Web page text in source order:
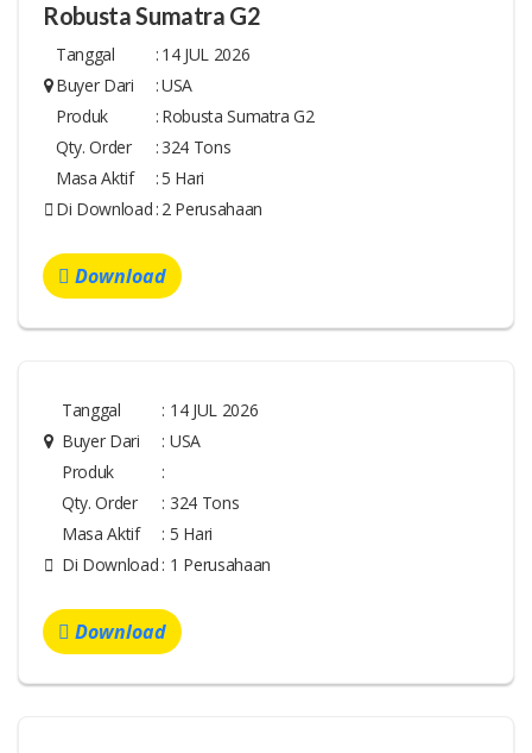
Robusta Sumatra G2
Tanggal : 14 JUL 2026
Buyer Dari
:USA
Produk
: Robusta Sumatra G2
Qty. Order
: 324 Tons
Masa Aktif
:5 Hari
Di Download : 2 Perusahaan
Download
Tanggal : 14 JUL 2026
Buyer Dari
: USA
Produk
:
Qty. Order
: 324 Tons
Masa Aktif
: 5 Hari
Di Download : 1 Perusahaan
Download